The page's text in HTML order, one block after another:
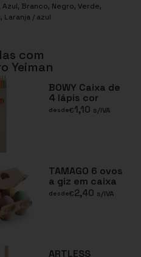
Azul, Branco, Negro, Verde,
, Laranja / azul
com
Yeiman
BOWY Caixa de
4 lápis cor
desde€1,10 s/IVA
TAMAGO 6 ovos
a giz em caixa
desde€2,40 s/IVA
ARTLESS